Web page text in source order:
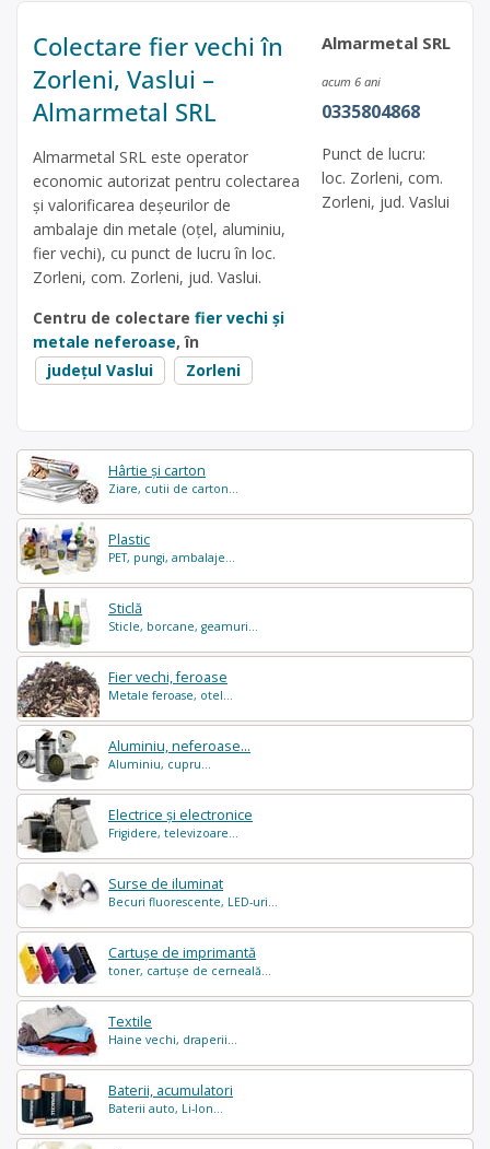
Hârtie și carton
Ziare, cutii de carton...
Plastic
PET, pungi, ambalaje...
Sticlă
Sticle, borcane, geamuri...
Fier vechi, feroase
Metale feroase, otel...
Aluminiu, neferoase...
Aluminiu, cupru...
Electrice și electronice
Frigidere, televizoare...
Surse de iluminat
Becuri fluorescente, LED-uri...
Cartușe de imprimantă
toner, cartușe de cerneală...
Textile
Haine vechi, draperii...
Baterii, acumulatori
Baterii auto, Li-Ion...
Colectare fier vechi în
Zorleni, Vaslui –
Almarmetal SRL
Almarmetal SRL este operator
economic autorizat pentru colectarea
și valorificarea deșeurilor de
ambalaje din metale (oțel, aluminiu,
fier vechi), cu punct de lucru în loc.
Zorleni, com. Zorleni, jud. Vaslui.
Centru de colectare fier vechi și
metale neferoase, în
județul Vaslui
Zorleni
Almarmetal SRL
acum 6 ani
0335804868
Punct de lucru:
loc. Zorleni, com.
Zorleni, jud. Vaslui